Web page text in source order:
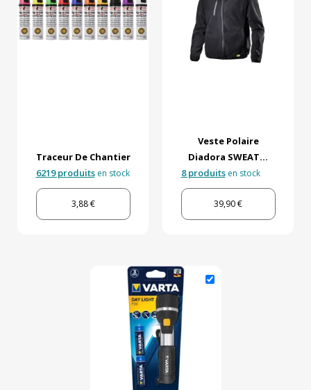
Traceur De Chantier
6219 produitsen stock
3,88 €
Veste Polaire
Diadora SWEAT...
8 produitsen stock
39,90 €